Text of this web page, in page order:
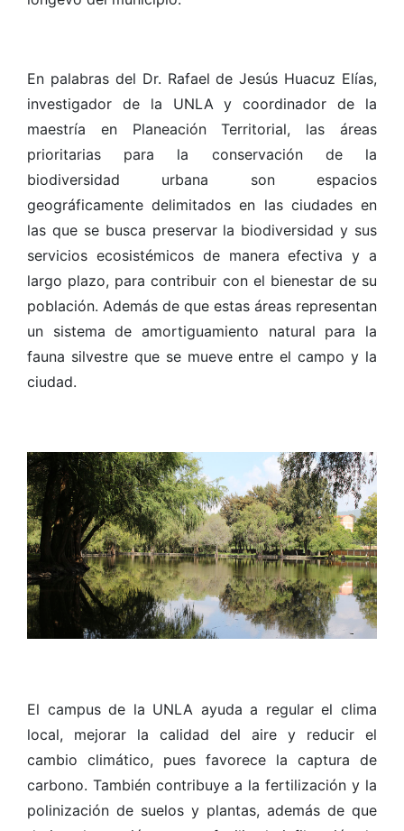
En palabras del Dr. Rafael de Jesús Huacuz Elías,
investigador de la UNLA y coordinador de la
maestría en Planeación Territorial, las áreas
prioritarias para la conservación de la
biodiversidad urbana son espacios
geográficamente delimitados en las ciudades en
las que se busca preservar la biodiversidad y sus
servicios ecosistémicos de manera efectiva y a
largo plazo, para contribuir con el bienestar de su
población. Además de que estas áreas representan
un sistema de amortiguamiento natural para la
fauna silvestre que se mueve entre el campo y la
ciudad.
El campus de la UNLA ayuda a regular el clima
local, mejorar la calidad del aire y reducir el
cambio climático, pues favorece la captura de
carbono. También contribuye a la fertilización y la
polinización de suelos y plantas, además de que